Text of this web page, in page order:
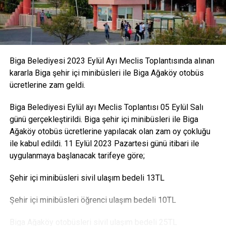
Biga Belediyesi 2023 Eylül Ayı Meclis Toplantısında alınan
kararla Biga şehir içi minibüsleri ile Biga Ağaköy otobüs
ücretlerine zam geldi.
Biga Belediyesi Eylül ayı Meclis Toplantısı 05 Eylül Salı
günü gerçekleştirildi. Biga şehir içi minibüsleri ile Biga
Ağaköy otobüs ücretlerine yapılacak olan zam oy çokluğu
ile kabul edildi. 11 Eylül 2023 Pazartesi günü itibari ile
uygulanmaya başlanacak tarifeye göre;
Şehir içi minibüsleri sivil ulaşım bedeli 13TL
Şehir içi minibüsleri öğrenci ulaşım bedeli 10TL